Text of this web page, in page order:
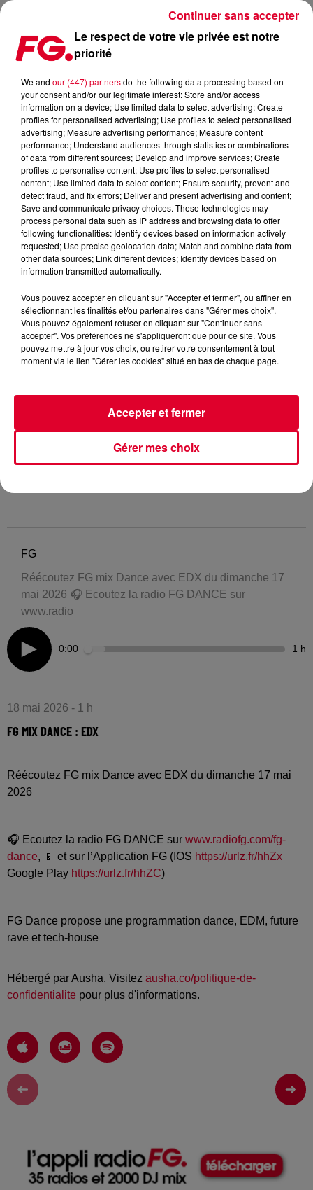
FG MIX DANCE : EDX
FG
Réécoutez FG mix Dance avec EDX du dimanche 17
mai 2026 🎧 Ecoutez la radio FG DANCE sur
www.radio
0:00 1 h
18 mai 2026 - 1 h
FG MIX DANCE : EDX
Réécoutez FG mix Dance avec EDX du dimanche 17 mai
2026
🎧 Ecoutez la radio FG DANCE sur www.radiofg.com/fg-
dance, 📱 et sur l’Application FG (IOS https://urlz.fr/hhZx
Google Play https://urlz.fr/hhZC)
FG Dance propose une programmation dance, EDM, future
rave et tech-house
Hébergé par Ausha. Visitez ausha.co/politique-de-
confidentialite pour plus d'informations.
Le respect de votre vie privée est notre
priorité
We and our (447) partnersdo the following data processing based on
your consent and/or our legitimate interest: Store and/or access
information on a device; Use limited data to select advertising; Create
profiles for personalised advertising; Use profiles to select personalised
advertising; Measure advertising performance; Measure content
performance; Understand audiences through statistics or combinations
of data from different sources; Develop and improve services; Create
profiles to personalise content; Use profiles to select personalised
content; Use limited data to select content; Ensure security, prevent and
detect fraud, and fix errors; Deliver and present advertising and content;
Save and communicate privacy choices. These technologies may
process personal data such as IP address and browsing data to offer
following functionalities: Identify devices based on information actively
requested; Use precise geolocation data; Match and combine data from
other data sources; Link different devices; Identify devices based on
information transmitted automatically.
Vous pouvez accepter en cliquant sur "Accepter et fermer", ou affiner en
sélectionnant les finalités et/ou partenaires dans "Gérer mes choix".
Vous pouvez également refuser en cliquant sur "Continuer sans
accepter". Vos préférences ne s'appliqueront que pour ce site. Vous
pouvez mettre à jour vos choix, ou retirer votre consentement à tout
moment via le lien "Gérer les cookies" situé en bas de chaque page.
Gérer mes choix
Accepter et fermer
Continuer sans accepter